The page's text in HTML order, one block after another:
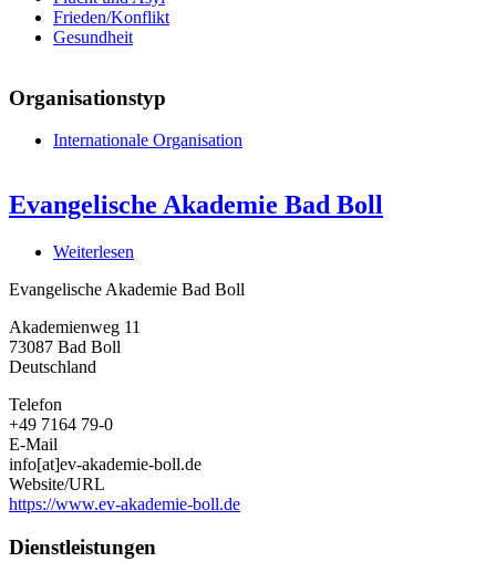
Frieden/Konflikt
Gesundheit
Organisationstyp
Internationale Organisation
Evangelische Akademie Bad Boll
Weiterlesen
Akademie
Boll
Evangelische Akademie Bad Boll
Akademienweg 11
73087 Bad Boll
Deutschland
Telefon
+49 7164 79-0
E-Mail
info[at]ev-akademie-boll.de
Website/URL
https://www.ev-akademie-boll.de
Dienstleistungen